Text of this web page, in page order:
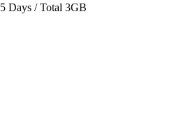
Days / Total 3GB